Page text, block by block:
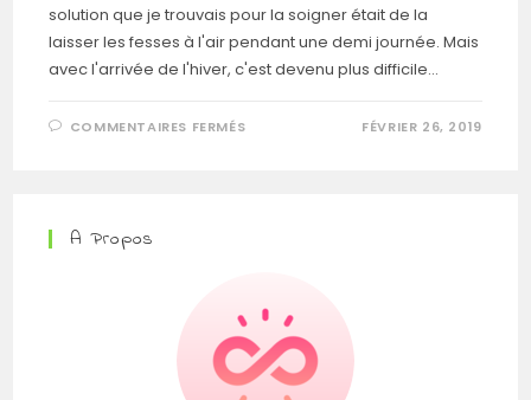
solution que je trouvais pour la soigner était de la
laisser les fesses à l'air pendant une demi journée. Mais
avec l'arrivée de l'hiver, c'est devenu plus difficile...
COMMENTAIRES FERMÉS FÉVRIER 26, 2019
A Propos